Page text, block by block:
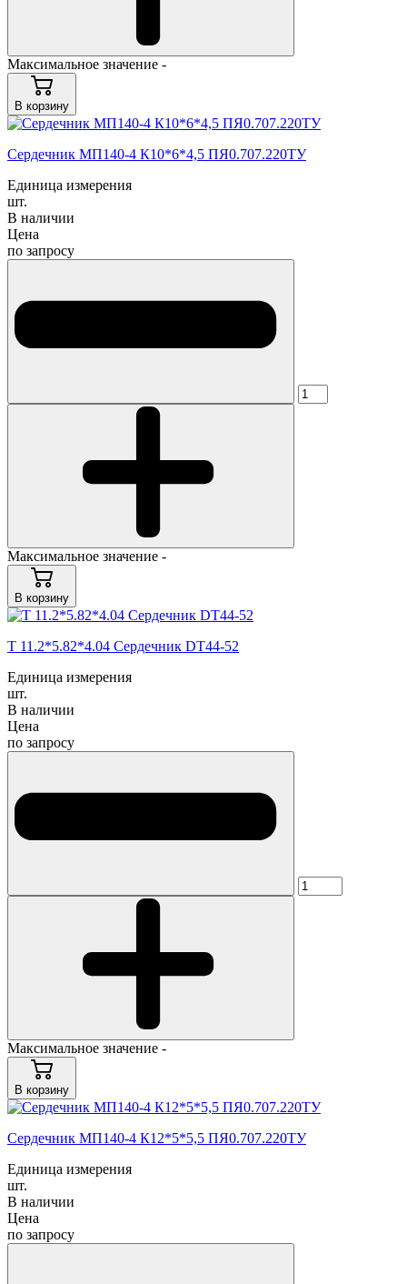
Максимальное значение -
В корзину
Cердечник МП140-4 К10*6*4,5 ПЯ0.707.220ТУ
Единица измерения
шт.
В наличии
Цена
по запросу
Максимальное значение -
В корзину
T 11.2*5.82*4.04 Сердечник DT44-52
Единица измерения
шт.
В наличии
Цена
по запросу
Максимальное значение -
В корзину
Cердечник МП140-4 К12*5*5,5 ПЯ0.707.220ТУ
Единица измерения
шт.
В наличии
Цена
по запросу